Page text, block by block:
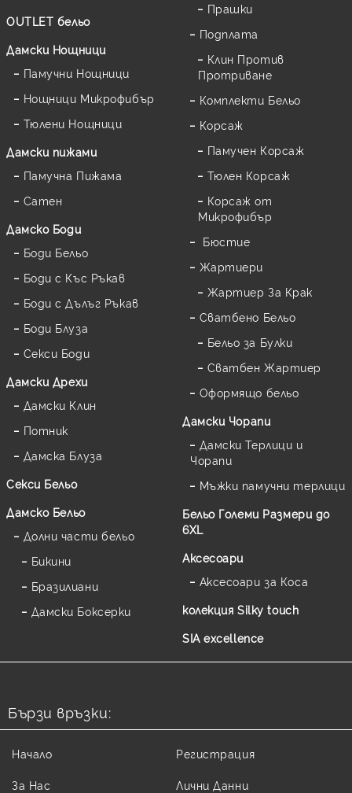
OUTLET бельо
Дамски Нощници
Памучни Нощници
Нощници Микрофибър
Тюлени Нощници
Дамски пижами
Памучна Пижама
Сатен
Дамскo Боди
Боди Бельо
Боди с Къс Ръкав
Боди с Дълъг Ръкав
Боди Блуза
Секси Боди
Дамски Дрехи
Дамски Клин
Потник
Дамска Блуза
Секси Бельо
Дамско Бельо
Долни части бельо
Бикини
Бразилиани
Дамски Боксерки
Прашки
Подплата
Клин Против
Протриване
Комплекти Бельо
Корсаж
Памучен Корсаж
Тюлен Корсаж
Корсаж от
Микрофибър
Бюстие
Жартиери
Жартиер За Крак
Сватбено Бельо
Бельо за Булки
Сватбен Жартиер
Оформящо бельо
Дамски Чорапи
Дамски Терлици и
Чорапи
Мъжки памучни терлици
Бельо Големи Размери до
6XL
Аксесоари
Аксесоари за Коса
колекция Silky touch
SIA excellence
Бързи връзки:
Начало
За Нас
Регистрация
Лични Данни